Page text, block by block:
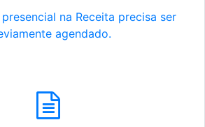
na Receita precisa ser
agendado.